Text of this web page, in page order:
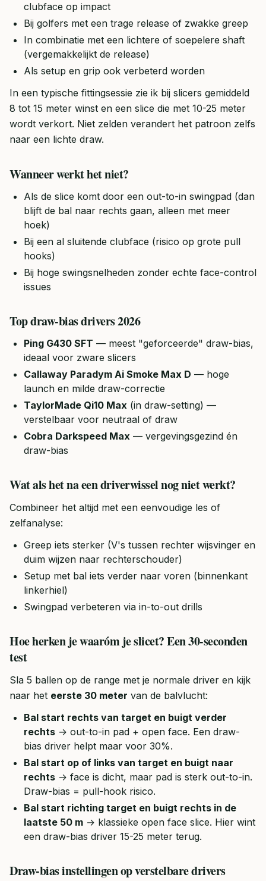
clubface op impact
Bij golfers met een trage release of zwakke greep
In combinatie met een lichtere of soepelere shaft
(vergemakkelijkt de release)
Als setup en grip ook verbeterd worden
In een typische fittingsessie zie ik bij slicers gemiddeld
8 tot 15 meter winst en een slice die met 10-25 meter
wordt verkort. Niet zelden verandert het patroon zelfs
naar een lichte draw.
Wanneer werkt het niet?
Als de slice komt door een out-to-in swingpad (dan
blijft de bal naar rechts gaan, alleen met meer
hoek)
Bij een al sluitende clubface (risico op grote pull
hooks)
Bij hoge swingsnelheden zonder echte face-control
issues
Top draw-bias drivers 2026
Ping G430 SFT — meest "geforceerde" draw-bias,
ideaal voor zware slicers
Callaway Paradym Ai Smoke Max D — hoge
launch en milde draw-correctie
TaylorMade Qi10 Max (in draw-setting) —
verstelbaar voor neutraal of draw
Cobra Darkspeed Max — vergevingsgezind én
draw-bias
Wat als het na een driverwissel nog niet werkt?
Combineer het altijd met een eenvoudige les of
zelfanalyse:
Greep iets sterker (V's tussen rechter wijsvinger en
duim wijzen naar rechterschouder)
Setup met bal iets verder naar voren (binnenkant
linkerhiel)
Swingpad verbeteren via in-to-out drills
Hoe herken je waaróm je slicet? Een 30-seconden
test
Sla 5 ballen op de range met je normale driver en kijk
naar het eerste 30 meter van de balvlucht:
Bal start rechts van target en buigt verder
rechts → out-to-in pad + open face. Een draw-
bias driver helpt maar voor 30%.
Bal start op of links van target en buigt naar
rechts → face is dicht, maar pad is sterk out-to-in.
Draw-bias = pull-hook risico.
Bal start richting target en buigt rechts in de
laatste 50 m → klassieke open face slice. Hier wint
een draw-bias driver 15-25 meter terug.
Draw-bias instellingen op verstelbare drivers